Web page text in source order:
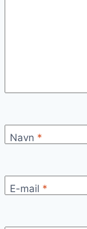
Navn *
E-mail *